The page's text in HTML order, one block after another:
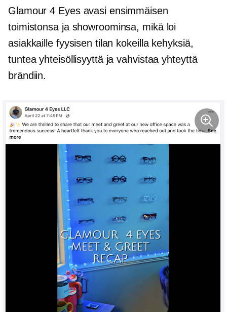
Glamour 4 Eyes avasi ensimmäisen
toimistonsa ja showroominsa, mikä loi
asiakkaille fyysisen tilan kokeilla kehyksiä,
tuntea yhteisöllisyyttä ja vahvistaa yhteyttä
brändiin.